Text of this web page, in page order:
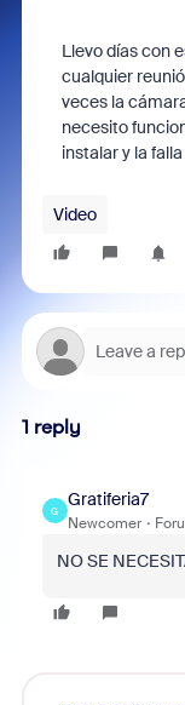
Llevo días con
cualquier
veces la
necesito
instalar y la
Video
1 reply
G
Gratiferia7
Newcomer
NO SE